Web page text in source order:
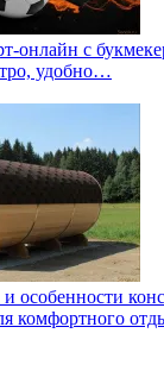
онлайн с
удобно…
особенности
комфортного